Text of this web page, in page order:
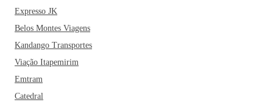
Expresso JK
Belos Montes Viagens
Kandango Transportes
Viação Itapemirim
Emtram
Catedral